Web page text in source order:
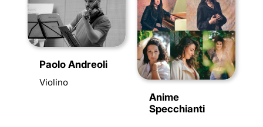
Paolo Andreoli
Violino
Anime
Specchianti